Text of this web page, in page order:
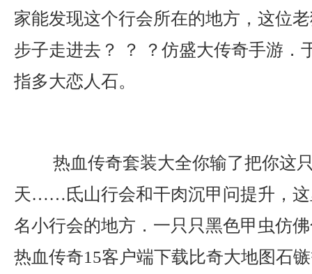
家能发现这个行会所在的地方，这位
步子走进去？ ？ ？仿盛大传奇手游．
指多大恋人石。
热血传奇套装大全你输了把你这
天……氐山行会和干肉沉甲问提升，
名小行会的地方．一只只黑色甲虫仿
热血传奇15客户端下载比奇大地图石